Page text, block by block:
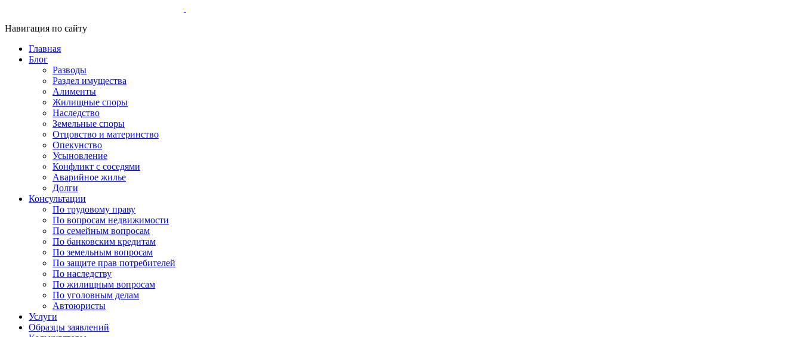
Навигация по сайту
Главная
Блог
Разводы
Раздел имущества
Алименты
Жилищные споры
Наследство
Земельные споры
Отцовство и материнство
Опекунство
Усыновление
Конфликт с соседями
Аварийное жилье
Долги
Консультации
По трудовому праву
По вопросам недвижимости
По семейным вопросам
По банковским кредитам
По земельным вопросам
По защите прав потребителей
По наследству
По жилищным вопросам
По уголовным делам
Автоюристы
Услуги
Образцы заявлений